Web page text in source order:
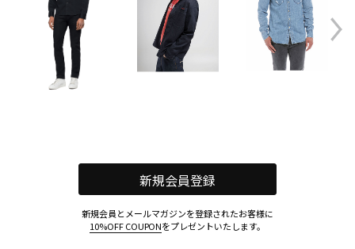
新規会員登録
新規会員とメールマガジンを登録されたお客様に
10%OFF COUPONをプレゼントいたします。